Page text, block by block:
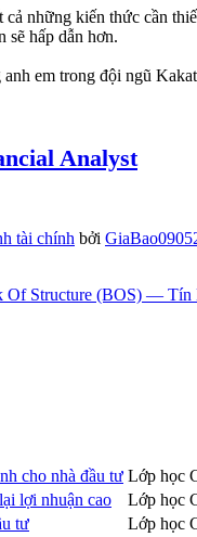
những kiến thức cần
sẽ hấp dẫn hơn.
em trong đội ngũ
Analyst
tài chính bởi
Of Structure (BOS) —
cho nhà đầu tư Lớp học
lợi nhuận cao
Lớp học
tư
Lớp học